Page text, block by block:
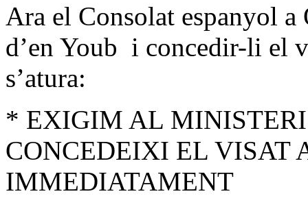
Ara el Consolat espanyol
d’en Youb i concedir-li el
s’atura:
* EXIGIM AL MINISTERI
CONCEDEIXI EL VISAT
IMMEDIATAMENT